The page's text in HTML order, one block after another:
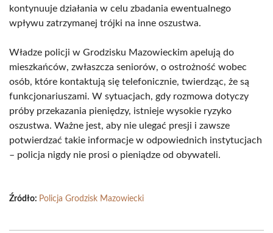
kontynuuje działania w celu zbadania ewentualnego
wpływu zatrzymanej trójki na inne oszustwa.
Władze policji w Grodzisku Mazowieckim apelują do
mieszkańców, zwłaszcza seniorów, o ostrożność wobec
osób, które kontaktują się telefonicznie, twierdząc, że są
funkcjonariuszami. W sytuacjach, gdy rozmowa dotyczy
próby przekazania pieniędzy, istnieje wysokie ryzyko
oszustwa. Ważne jest, aby nie ulegać presji i zawsze
potwierdzać takie informacje w odpowiednich instytucjach
– policja nigdy nie prosi o pieniądze od obywateli.
Źródło: Policja Grodzisk Mazowiecki